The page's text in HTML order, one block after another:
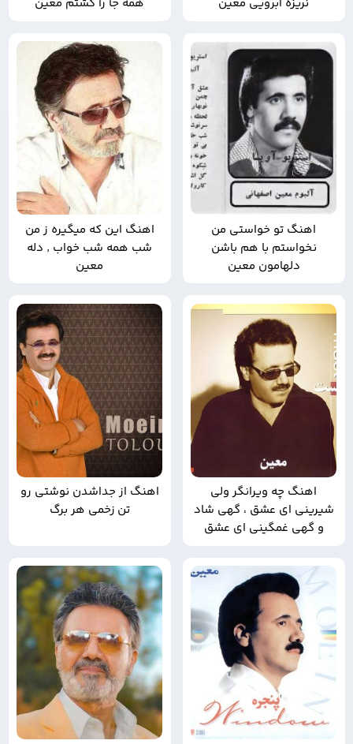
نریزه آبرویی معین
همه جا را گشتم معین
اهنگ تو خواستی من
نخواستم با هم باشن
دلهامون معین
اهنگ این که میگیره ز من
شب همه شب خواب ٬ دله
معین
اهنگ چه ویرانگر ولی
شیرینی ای عشق ، گهی شاد
و گهی غمگینی ای عشق
اهنگ از جداشدن نوشتی رو
تن زخمی هر برگ